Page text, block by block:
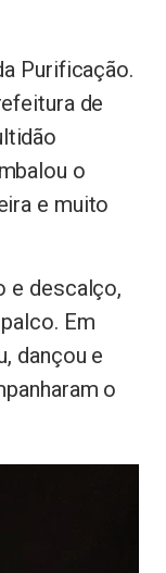
Purificação.
de
o
e muito
e descalço,
Em
dançou e
o